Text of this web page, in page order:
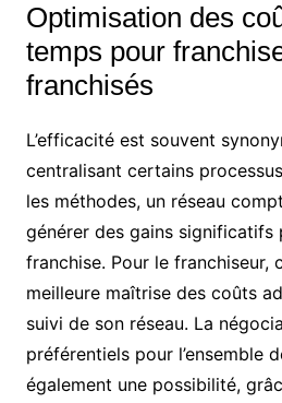
Optimisation des
temps pour
franchisés
L’efficacité est souvent
centralisant certains
les méthodes, un réseau
générer des gains significatifs
franchise. Pour le franchiseur,
meilleure maîtrise des coûts
suivi de son réseau. La
préférentiels pour l’ensemble
également une possibilité,